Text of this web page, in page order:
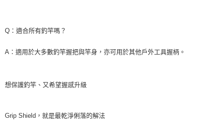
Q：適合所有釣竿嗎？
A：適用於大多數釣竿握把與竿身，亦可用於其他戶外工具握柄。
想保護釣竿、又希望握感升級
Grip Shield，就是最乾淨俐落的解法